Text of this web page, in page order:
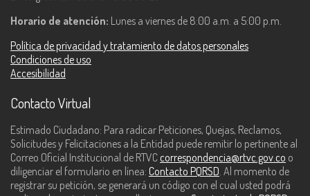
Horario de atención: Lunes a viernes de 8:00 a.m. a 5:00 p.m.
Política de privacidad y tratamiento de datos personales
Condiciones de uso
Accesibilidad
Contacto Virtual
Estimado Ciudadano: Para radicar Peticiones, Quejas, Reclamos,
Solicitudes y Felicitaciones a la Entidad puede remitir lo pertinente al
Correo Oficial Institucional de RTVC correspondencia@rtvc.gov.co o
diligenciar el formulario en línea: Contacto PQRSD. Al momento de
registrar su petición, se generará un código con el cual usted podrá